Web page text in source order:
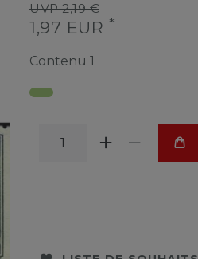
UVP 2,19 €
1,97 EUR *
Contenu 1